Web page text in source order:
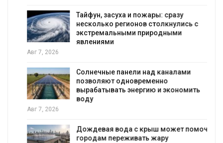
Тайфун, засуха и пожары: сразу
несколько регионов столкнулись с
экстремальными природными
явлениями
Авг 7, 2026
Солнечные панели над каналами
позволяют одновременно
вырабатывать энергию и экономить
воду
Авг 7, 2026
Дождевая вода с крыш может помочь
городам переживать жару